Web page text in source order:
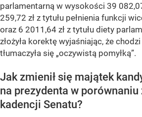
parlamentarną w wysokości 39
259,72 zł z tytułu pełnienia funkcji
oraz 6 2011,64 zł z tytułu diety
złożyła korektę wyjaśniając, że
tłumaczyła się „oczywistą pomyłką”.
Jak zmienił się majątek
na prezydenta w
kadencji Senatu?